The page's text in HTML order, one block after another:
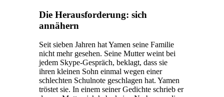
Die Herausforderung: sich
annähern
Seit sieben Jahren hat Yamen seine Familie
nicht mehr gesehen. Seine Mutter weint bei
jedem Skype-Gespräch, beklagt, dass sie
ihren kleinen Sohn einmal wegen einer
schlechten Schulnote geschlagen hat. Yamen
tröstet sie. In einem seiner Gedichte schrieb er